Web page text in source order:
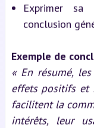
Exprimer sa
conclusion
Exemple de
« En résumé,
effets positifs et
facilitent la
intérêts, leur